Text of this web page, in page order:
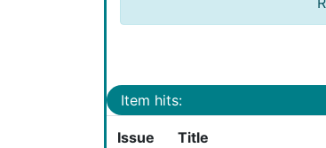
Item hits:
Issue
Title